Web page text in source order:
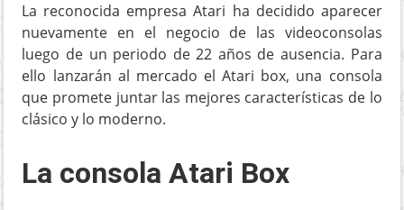
La reconocida empresa Atari ha decidido aparecer
nuevamente en el negocio de las videoconsolas
luego de un periodo de 22 años de ausencia. Para
ello lanzarán al mercado el Atari box, una consola
que promete juntar las mejores características de lo
clásico y lo moderno.
La consola Atari Box